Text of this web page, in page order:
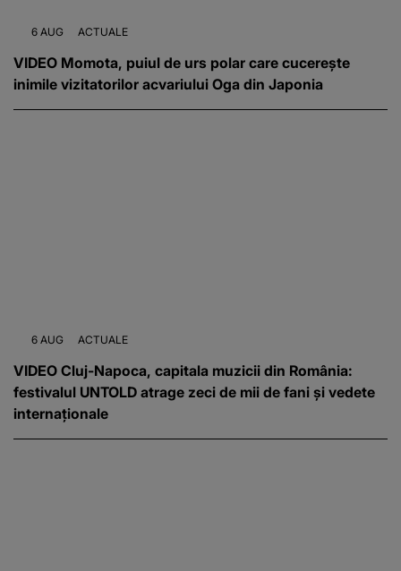
6 AUG ACTUALE
VIDEO Momota, puiul de urs polar care cucerește
inimile vizitatorilor acvariului Oga din Japonia
6 AUG ACTUALE
VIDEO Cluj-Napoca, capitala muzicii din România:
festivalul UNTOLD atrage zeci de mii de fani și vedete
internaționale